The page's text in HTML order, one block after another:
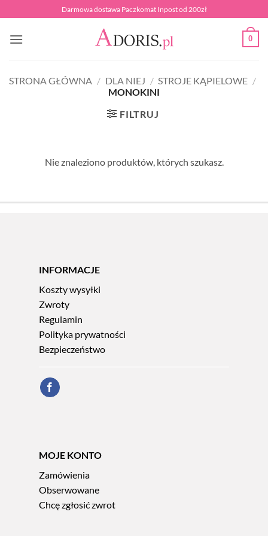
do
zawartości
Darmowa dostawa Paczkomat Inpost od 200zł
0
STRONA GŁÓWNA / DLA NIEJ / STROJE KĄPIELOWE /
MONOKINI
FILTRUJ
Nie znaleziono produktów, których szukasz.
INFORMACJE
Koszty wysyłki
Zwroty
Regulamin
Polityka prywatności
Bezpieczeństwo
MOJE KONTO
Zamówienia
Obserwowane
Chcę zgłosić zwrot